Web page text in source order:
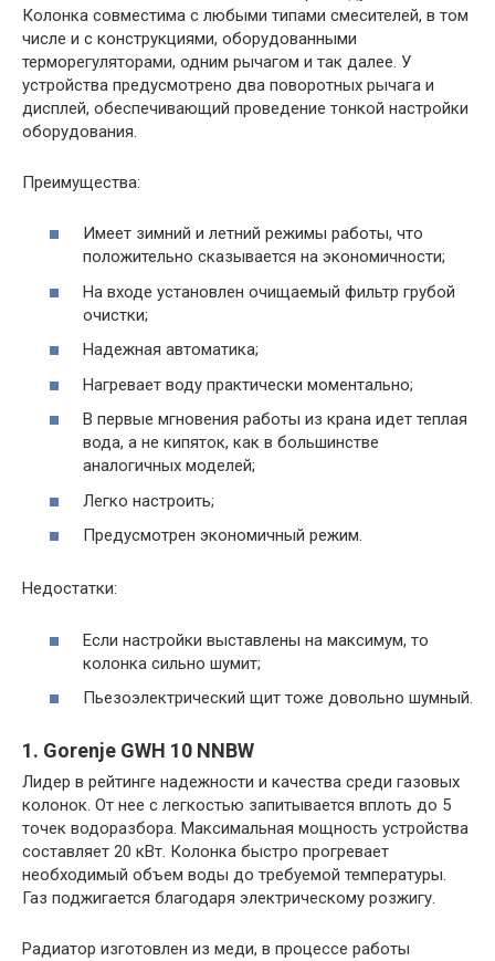
Колонка совместима с любыми типами смесителей, в том
числе и с конструкциями, оборудованными
терморегуляторами, одним рычагом и так далее. У
устройства предусмотрено два поворотных рычага и
дисплей, обеспечивающий проведение тонкой настройки
оборудования.
Преимущества:
Имеет зимний и летний режимы работы, что
положительно сказывается на экономичности;
На входе установлен очищаемый фильтр грубой
очистки;
Надежная автоматика;
Нагревает воду практически моментально;
В первые мгновения работы из крана идет теплая
вода, а не кипяток, как в большинстве
аналогичных моделей;
Легко настроить;
Предусмотрен экономичный режим.
Недостатки:
Если настройки выставлены на максимум, то
колонка сильно шумит;
Пьезоэлектрический щит тоже довольно шумный.
1. Gorenje GWH 10 NNBW
Лидер в рейтинге надежности и качества среди газовых
колонок. От нее с легкостью запитывается вплоть до 5
точек водоразбора. Максимальная мощность устройства
составляет 20 кВт. Колонка быстро прогревает
необходимый объем воды до требуемой температуры.
Газ поджигается благодаря электрическому розжигу.
Радиатор изготовлен из меди, в процессе работы